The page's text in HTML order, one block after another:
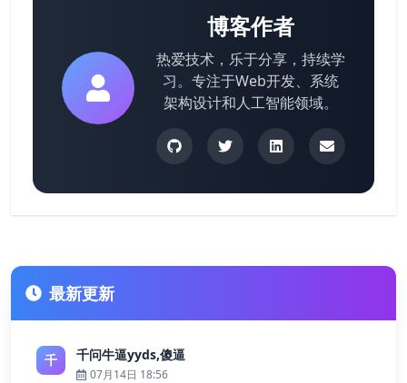
博客作者
热爱技术，乐于分享，持续学
习。专注于Web开发、系统
架构设计和人工智能领域。
最新更新
千 千问牛逼yyds,傻逼
07月14日 18:56